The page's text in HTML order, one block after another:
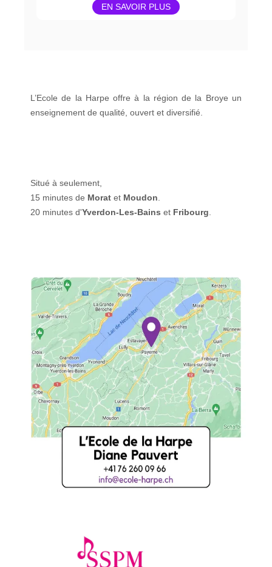
EN SAVOIR PLUS
L’Ecole de la Harpe offre à la région de la Broye un
enseignement de qualité, ouvert et diversifié.
Situé à seulement,
15 minutes de Morat et Moudon
20 minutes d'Yverdon-Les-Bains et Fribourg